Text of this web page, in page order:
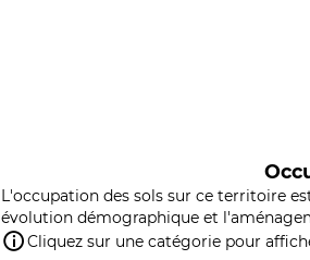
L'occupation des sols sur ce territoire
évolution démographique et
Cliquez sur une catégorie pour